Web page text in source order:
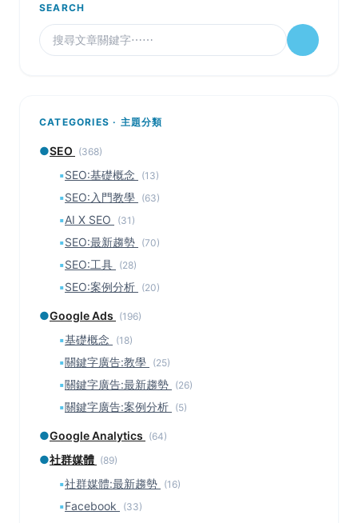
SEARCH
CATEGORIES · 主題分類
●SEO (368)
▪SEO:基礎概念 (13)
▪SEO:入門教學 (63)
▪AI X SEO (31)
▪SEO:最新趨勢 (70)
▪SEO:工具 (28)
▪SEO:案例分析 (20)
●Google Ads (196)
▪基礎概念 (18)
▪關鍵字廣告:教學 (25)
▪關鍵字廣告:最新趨勢 (26)
▪關鍵字廣告:案例分析 (5)
●Google Analytics (64)
●社群媒體 (89)
▪社群媒體:最新趨勢 (16)
▪Facebook (33)